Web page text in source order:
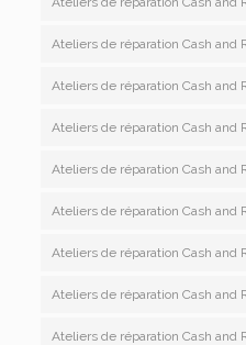
Ateliers de réparation Cash and
Ateliers de réparation Cash and
Ateliers de réparation Cash and
Ateliers de réparation Cash and
Ateliers de réparation Cash
Ateliers de réparation Cash and
Ateliers de réparation Cash and
Ateliers de réparation Cash and